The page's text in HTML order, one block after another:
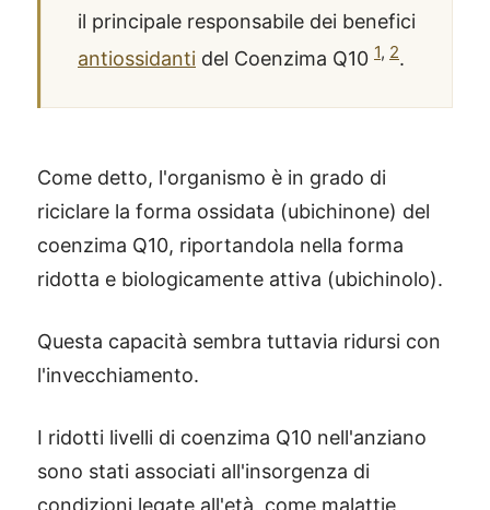
il principale responsabile dei benefici
antiossidanti del Coenzima Q10 1, 2.
Come detto, l'organismo è in grado di
riciclare la forma ossidata (ubichinone) del
coenzima Q10, riportandola nella forma
ridotta e biologicamente attiva (ubichinolo).
Questa capacità sembra tuttavia ridursi con
l'invecchiamento.
I ridotti livelli di coenzima Q10 nell'anziano
sono stati associati all'insorgenza di
condizioni legate all'età, come malattie